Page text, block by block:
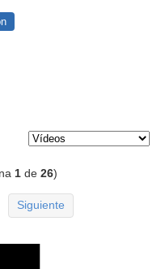
1 de26)
Siguiente